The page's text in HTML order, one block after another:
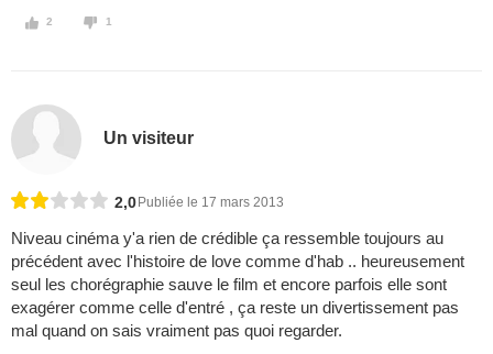
2 1
Un visiteur
2,0 Publiée le 17 mars 2013
Niveau cinéma y'a rien de crédible ça ressemble toujours au
précédent avec l'histoire de love comme d'hab .. heureusement
seul les chorégraphie sauve le film et encore parfois elle sont
exagérer comme celle d'entré , ça reste un divertissement pas
mal quand on sais vraiment pas quoi regarder.